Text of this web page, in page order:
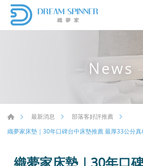
News
最新消息
部落客好評推薦
織夢家床墊｜30年口碑台中床墊推薦 最厚33公分真